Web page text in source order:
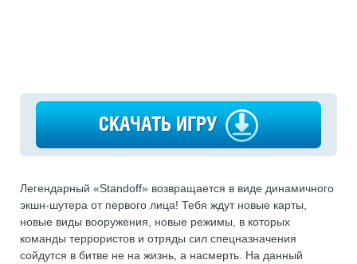
СКАЧАТЬ ИГРУ
Легендарный «Standoff» возвращается в виде динамичного
экшн-шутера от первого лица! Тебя ждут новые карты,
новые виды вооружения, новые режимы, в которых
команды террористов и отряды сил спецназначения
сойдутся в битве не на жизнь, а насмерть. На данный